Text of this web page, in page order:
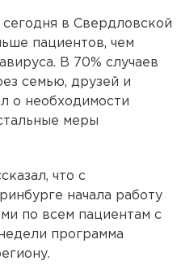
в Свердловской
пациентов, чем
В 70% случаев
семью, друзей и
о необходимости
меры
что с
начала работу
по всем пациентам с
программа